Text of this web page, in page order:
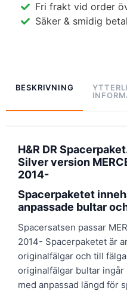
Fri frakt vid order
Säker & smidig
BESKRIVNING
H&R DR
Silver version
2014-
Spacerpaketet
anpassade bultar
Spacersatsen passar
2014- Spacerpaketet är
originalfälgar och till
originalfälgar bultar
med anpassad längd för